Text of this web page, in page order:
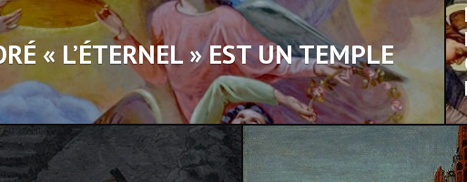
« L’ÉTERNEL » EST UN TEMPLE